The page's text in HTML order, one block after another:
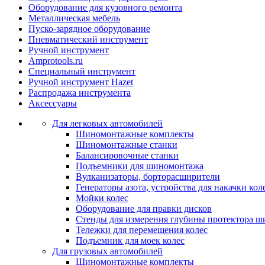
Оборудование для кузовного ремонта
Металлическая мебель
Пуско-зарядное оборудование
Пневматический инструмент
Ручной инструмент
Amprotools.ru
Специальный инструмент
Ручной инструмент Hazet
Распродажа инструмента
Аксессуары
Для легковых автомобилей
Шиномонтажные комплекты
Шиномонтажные станки
Балансировочные станки
Подъемники для шиномонтажа
Вулканизаторы, борторасширители
Генераторы азота, устройства для накачки
Мойки колес
Оборудование для правки дисков
Стенды для измерения глубины протектора
Тележки для перемещения колес
Подъемник для моек колеc
Для грузовых автомобилей
Шиномонтажные комплекты